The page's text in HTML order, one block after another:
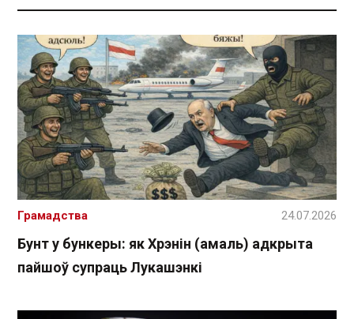
Бунт у бункеры: як Хрэнін (амаль) адкрыта
пайшоў супраць Лукашэнкі
Грамадства 24.07.2026